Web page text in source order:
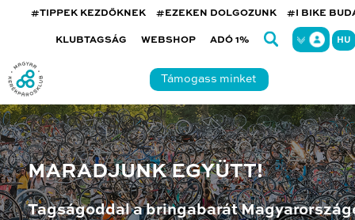
#TIPPEK KEZDŐKNEK #EZEKEN DOLGOZUNK #I BIKE
KLUBTAGSÁG WEBSHOP ADÓ 1% HU
Támogass minket
MARADJUNK EGYÜTT!
Tagságoddal a bringabarát